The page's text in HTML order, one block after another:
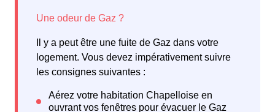
Il y a peut être une fuite de Gaz dans votre
logement. Vous devez impérativement suivre
les consignes suivantes :